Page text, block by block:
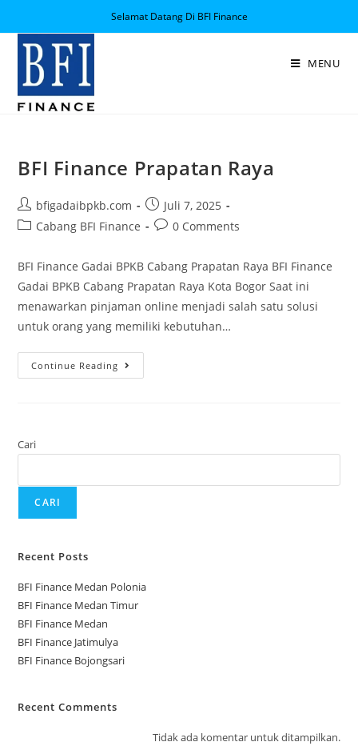
Selamat Datang Di BFI Finance
MENU
BFI Finance Prapatan Raya
bfigadaibpkb.com
Juli 7, 2025
Cabang BFI Finance
0 Comments
BFI Finance Gadai BPKB Cabang Prapatan Raya BFI Finance
Gadai BPKB Cabang Prapatan Raya Kota Bogor Saat ini
menawarkan pinjaman online menjadi salah satu solusi
untuk orang yang memiliki kebutuhan…
Continue Reading
Cari
CARI
Recent Posts
BFI Finance Medan Polonia
BFI Finance Medan Timur
BFI Finance Medan
BFI Finance Jatimulya
BFI Finance Bojongsari
Recent Comments
Tidak ada komentar untuk ditampilkan.